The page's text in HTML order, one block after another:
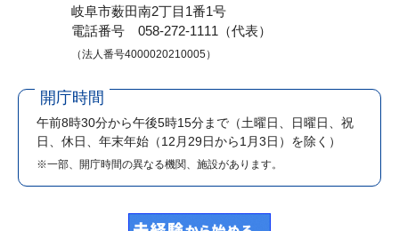
岐阜市薮田南2丁目1番1号
電話番号 058-272-1111（代表）
（法人番号4000020210005）
開庁時間
午前8時30分から午後5時15分まで （土曜日、日曜日、祝
日、休日、年末年始（12月29日から1月3日）を除く）
※一部、開庁時間の異なる機関、施設があります。